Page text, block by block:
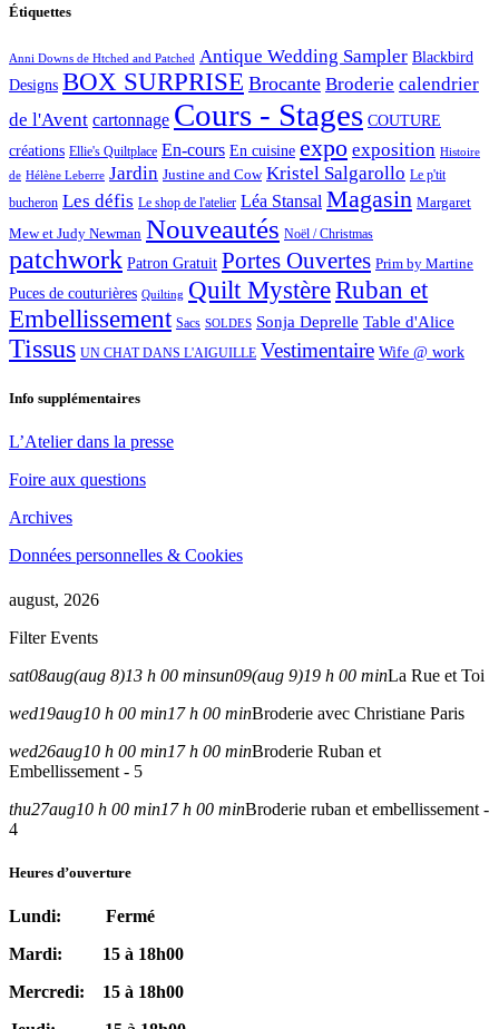
Étiquettes
Anni Downs de Htched and Patched Antique Wedding Sampler Blackbird
Designs BOX SURPRISE Brocante Broderie calendrier
de l'Avent cartonnage Cours - Stages COUTURE
créations Ellie's Quiltplace En-cours En cuisine expo exposition Histoire
de Hélène Leberre Jardin Justine and Cow Kristel Salgarollo Le p'tit
bucheron Les défis Le shop de l'atelier Léa Stansal Magasin Margaret
Mew et Judy Newman Nouveautés Noël / Christmas
patchwork Patron Gratuit Portes Ouvertes Prim by Martine
Puces de couturières Quilting Quilt MystèreRuban et
Embellissement Sacs SOLDES Sonja Deprelle Table d'Alice
Tissus UN CHAT DANS L'AIGUILLE Vestimentaire Wife @ work
Info supplémentaires
L’Atelier dans la presse
Foire aux questions
Archives
Données personnelles & Cookies
august, 2026
Filter Events
sat08aug(aug 8)13 h 00 minsun09(aug 9)19 h 00 minLa Rue et Toi
wed19aug10 h 00 min17 h 00 minBroderie avec Christiane Paris
wed26aug10 h 00 min17 h 00 minBroderie Ruban et
Embellissement - 5
thu27aug10 h 00 min17 h 00 minBroderie ruban et embellissement -
4
Heures d’ouverture
Lundi: Fermé
Mardi: 15 à 18h00
Mercredi: 15 à 18h00